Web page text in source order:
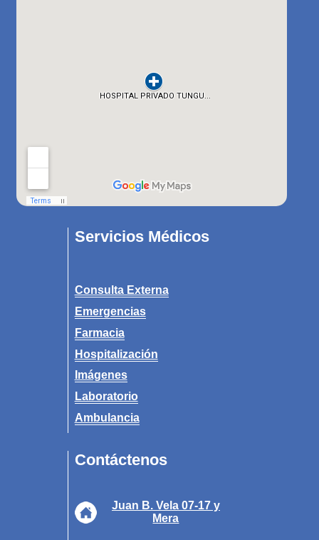
Servicios Médicos
Consulta Externa
Emergencias
Farmacia
Hospitalización
Imágenes
Laboratorio
Ambulancia
Contáctenos
Juan B. Vela 07-17 y
Mera